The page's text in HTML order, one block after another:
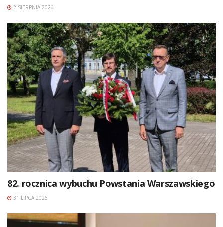
2 SIERPNIA 2026
82. rocznica wybuchu Powstania Warszawskiego
31 LIPCA 2026